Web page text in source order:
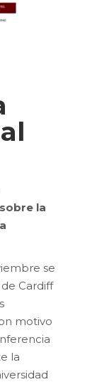
la
se
Cardiff
motivo
la